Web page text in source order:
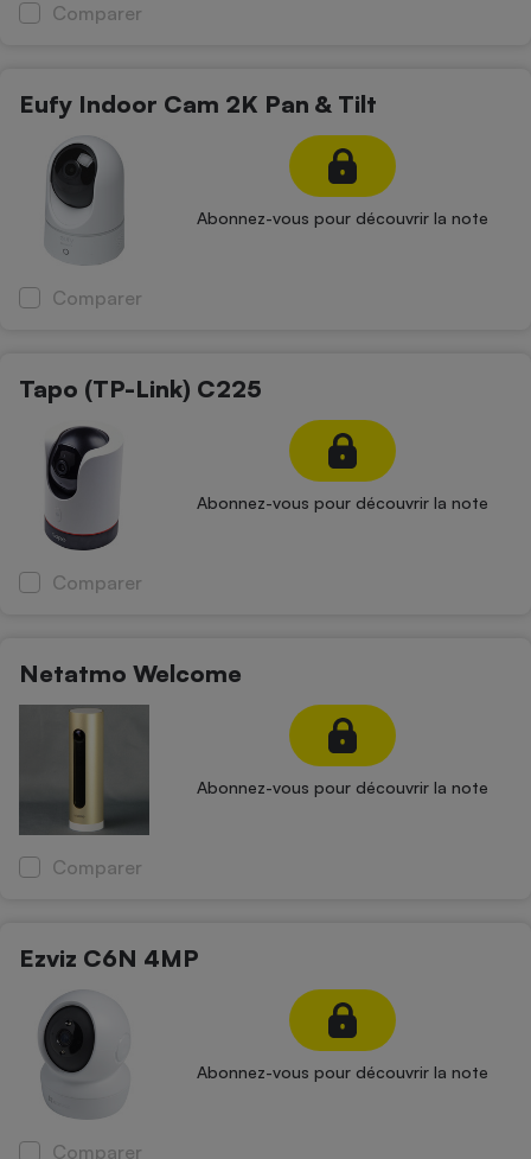
Comparer
Eufy Indoor Cam 2K Pan & Tilt
Abonnez-vous pour découvrir la note
Comparer
Tapo (TP-Link) C225
Abonnez-vous pour découvrir la note
Comparer
Netatmo Welcome
Abonnez-vous pour découvrir la note
Comparer
Ezviz C6N 4MP
Abonnez-vous pour découvrir la note
Comparer